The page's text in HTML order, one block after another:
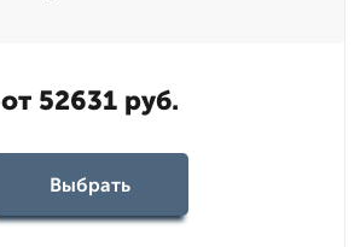
от 52631 руб.
Выбрать